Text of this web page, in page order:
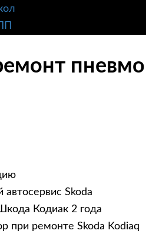
Skoda
Кодиак 2 года
при ремонте Skoda Kodiaq